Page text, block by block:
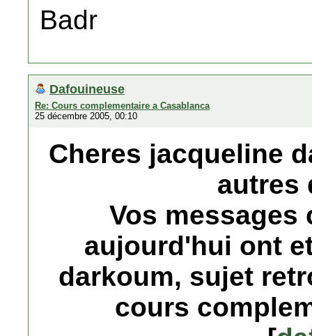
Badr
Dafouineuse
Re: Cours complementaire a Casablanca
25 décembre 2005, 00:10
Cheres jacqueline
autres
Vos messages
aujourd'hui ont
darkoum, sujet
cours